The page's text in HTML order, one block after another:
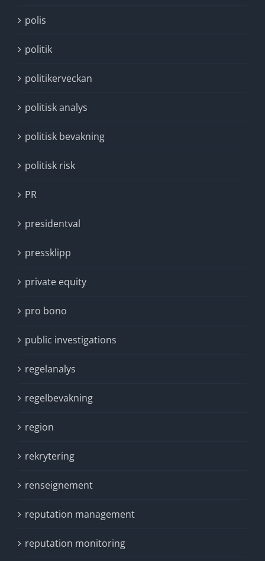
polis
politik
politikerveckan
politisk analys
politisk bevakning
politisk risk
PR
presidentval
pressklipp
private equity
pro bono
public investigations
regelanalys
regelbevakning
region
rekrytering
renseignement
reputation management
reputation monitoring